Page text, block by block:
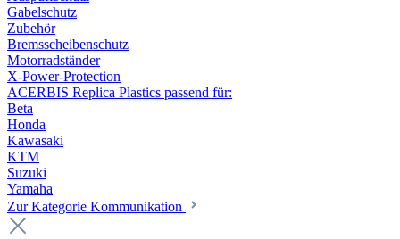
Gabelschutz
Zubehör
Bremsscheibenschutz
Motorradständer
X-Power-Protection
ACERBIS Replica Plastics passend für:
Beta
Honda
Kawasaki
KTM
Suzuki
Yamaha
Zur Kategorie Kommunikation